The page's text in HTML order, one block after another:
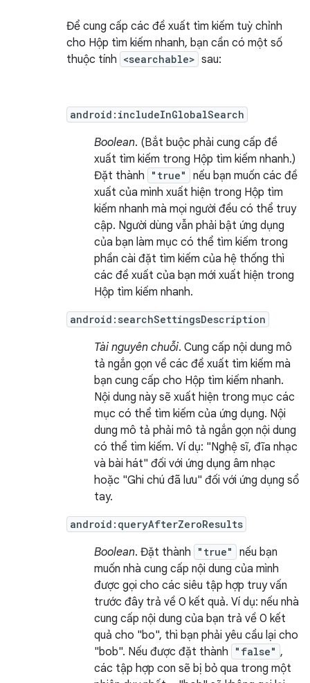
Để cung cấp các đề xuất tìm kiếm tuỳ chỉnh
cho Hộp tìm kiếm nhanh, bạn cần có một số
thuộc tính <searchable> sau:
android:includeInGlobalSearch
Boolean. (Bắt buộc phải cung cấp đề
xuất tìm kiếm trong Hộp tìm kiếm nhanh.)
Đặt thành
"true"
nếu bạn muốn các đề
xuất của mình xuất hiện trong Hộp tìm
kiếm nhanh mà mọi người đều có thể truy
cập. Người dùng vẫn phải bật ứng dụng
của bạn làm mục có thể tìm kiếm trong
phần cài đặt tìm kiếm của hệ thống thì
các đề xuất của bạn mới xuất hiện trong
Hộp tìm kiếm nhanh.
android:searchSettingsDescription
Tài nguyên chuỗi. Cung cấp nội dung mô
tả ngắn gọn về các đề xuất tìm kiếm mà
bạn cung cấp cho Hộp tìm kiếm nhanh.
Nội dung này sẽ xuất hiện trong mục các
mục có thể tìm kiếm của ứng dụng. Nội
dung mô tả phải mô tả ngắn gọn nội dung
có thể tìm kiếm. Ví dụ: "Nghệ sĩ, đĩa nhạc
và bài hát" đối với ứng dụng âm nhạc
hoặc "Ghi chú đã lưu" đối với ứng dụng sổ
tay.
android:queryAfterZeroResults
Boolean. Đặt thành "true"
nếu bạn
muốn nhà cung cấp nội dung của mình
được gọi cho các siêu tập hợp truy vấn
trước đây trả về 0 kết quả. Ví dụ: nếu nhà
cung cấp nội dung của bạn trả về 0 kết
quả cho "bo", thì bạn phải yêu cầu lại cho
"bob". Nếu được đặt thành
"false" ,
các tập hợp con sẽ bị bỏ qua trong một